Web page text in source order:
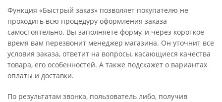
Функция «Быстрый заказ» позволяет покупателю не
проходить всю процедуру оформления заказа
самостоятельно. Вы заполняете форму, и через короткое
время вам перезвонит менеджер магазина. Он уточнит все
условия заказа, ответит на вопросы, касающиеся качества
товара, его особенностей. А также подскажет о вариантах
оплаты и доставки.
По результатам звонка, пользователь либо, получив